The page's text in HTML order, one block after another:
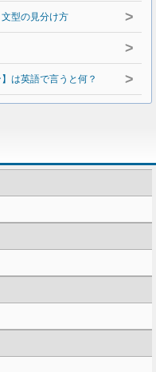
型の見分け方 >
>
は英語で言うと何？ >